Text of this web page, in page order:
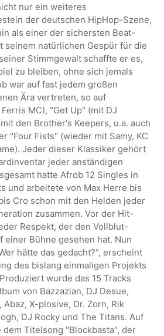
nur ein weiteres
der deutschen HipHop-Szene,
als einer der sichersten Beat-
seinem natürlichen Gespür für die
Stimmgewalt schaffte er es,
zu bleiben, ohne sich jemals
war auf fast jedem großen
Ära vertreten, so auf
MC), "Get Up" (mit DJ
den Brother's Keepers, u.a. auch
"Four Fists" (wieder mit Samy, KC
Jeder dieser Klassiker gehört
jeder anständigen
hatte Afrob 12 Singles in
und arbeitete von Max Herre bis
Cro schon mit den Helden jeder
zusammen. Vor der Hit-
Respekt, der den Vollblut-
einer Bühne gesehen hat. Nun
hätte das gedacht?", erscheint
des bislang einmaligen Projekts
wurde das 15 Tracks
von Bazzazian, DJ Desue,
Abaz, X-plosive, Dr. Zorn, Rik
DJ Rocky und The Titans. Auf
Titelsong "Blockbasta", der